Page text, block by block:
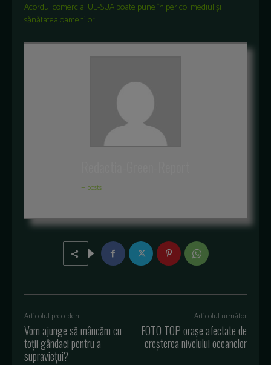
Acordul comercial UE-SUA poate pune în pericol mediul și
sănătatea oamenilor
+ posts
Articolul precedent
Vom ajunge să mâncăm cu
toții gândaci pentru a
supraviețui?
Articolul următor
FOTO TOP orașe afectate de
creșterea nivelului oceanelor